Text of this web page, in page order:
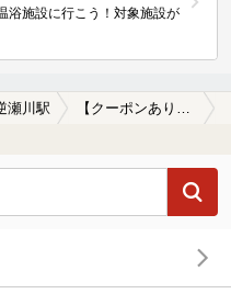
浴施設に行こう！対象施設が
瀬川駅 【クーポンあり】逆瀬川駅近くの温泉宿・温泉旅館・ホテルおすすめ(2026年版)